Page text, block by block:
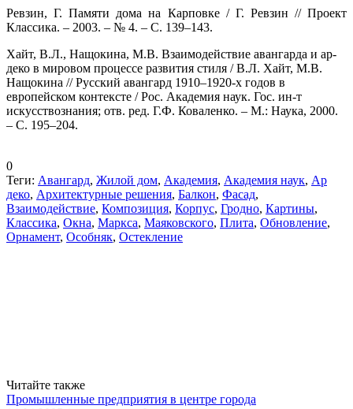
Ревзин, Г. Памяти дома на Карповке / Г. Ревзин // Проект
Классика. – 2003. – № 4. – С. 139–143.
Хайт, В.Л., Нащокина, М.В. Взаимодействие авангарда и ар-
деко в мировом процессе развития стиля / В.Л. Хайт, М.В.
Нащокина // Русский авангард 1910–1920-х годов в
европейском контексте / Рос. Академия наук. Гос. ин-т
искусствознания; отв. ред. Г.Ф. Коваленко. – М.: Наука, 2000.
– С. 195–204.
0
Теги: Авангард, Жилой дом, Академия, Академия наук, Ар
деко, Архитектурные решения, Балкон, Фасад,
Взаимодействие, Композиция, Корпус, Гродно, Картины,
Классика, Окна, Маркса, Маяковского, Плита, Обновление,
Орнамент, Особняк, Остекление
Читайте также
Промышленные предприятия в центре города